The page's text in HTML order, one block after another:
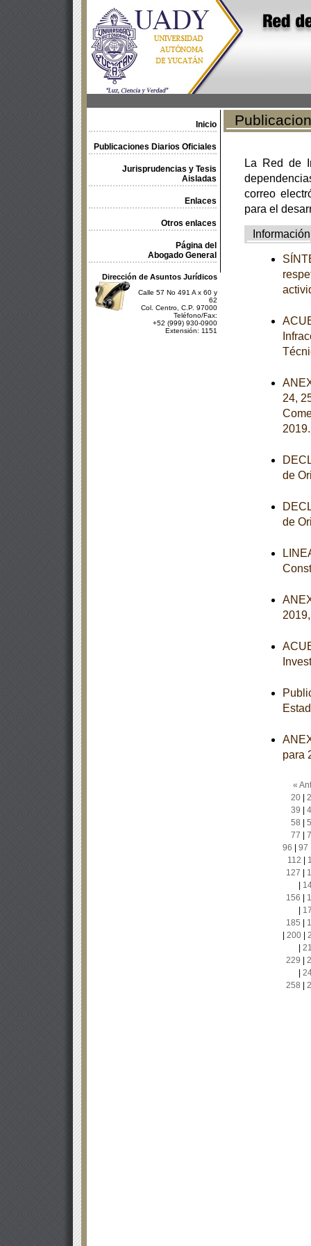
Inicio
Publicaciones Diarios Oficiales
Jurisprudencias y Tesis
Aisladas
Enlaces
Otros enlaces
Página del
Abogado General
Dirección de Asuntos Jurídicos
Calle 57 No 491 A x 60 y
62
Col. Centro, C.P. 97000
Teléfono/Fax:
+52 (999) 930-0900
Extensión: 1151
La Red de
correo
para el
Información
24,
de
de
para
«
20|
39
58
77
96
97
112
127
156
185
200|
229
258